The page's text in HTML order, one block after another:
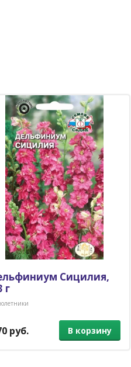
Сицилия,
г
руб. В корзину